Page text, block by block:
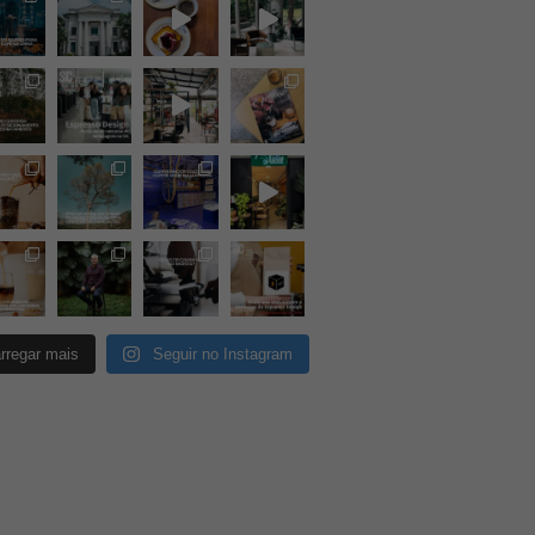
mais Seguir no Instagram